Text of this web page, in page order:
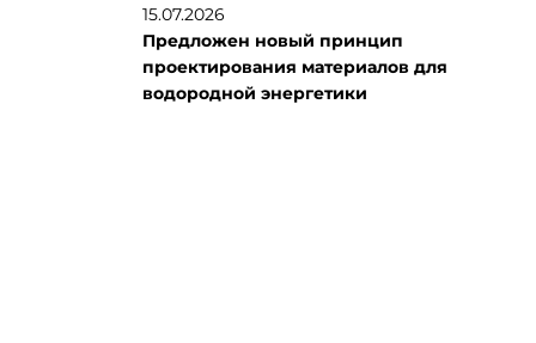
15.07.2026
Предложен новый принцип
проектирования материалов для
водородной энергетики